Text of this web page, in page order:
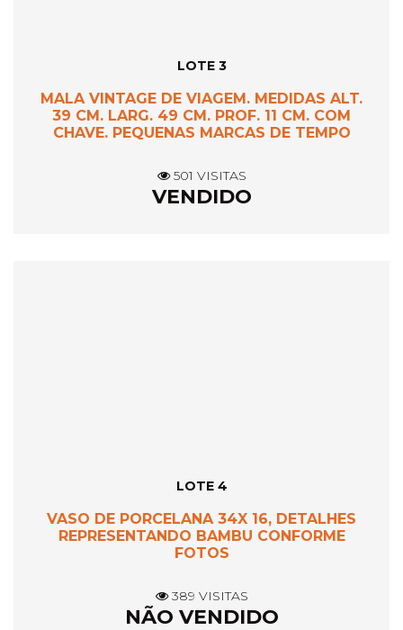
LOTE 3
MALA VINTAGE DE VIAGEM. MEDIDAS ALT.
39 CM. LARG. 49 CM. PROF. 11 CM. COM
CHAVE. PEQUENAS MARCAS DE TEMPO
501 VISITAS
VENDIDO
LOTE 4
VASO DE PORCELANA 34X 16, DETALHES
REPRESENTANDO BAMBU CONFORME
FOTOS
389 VISITAS
NÃO VENDIDO